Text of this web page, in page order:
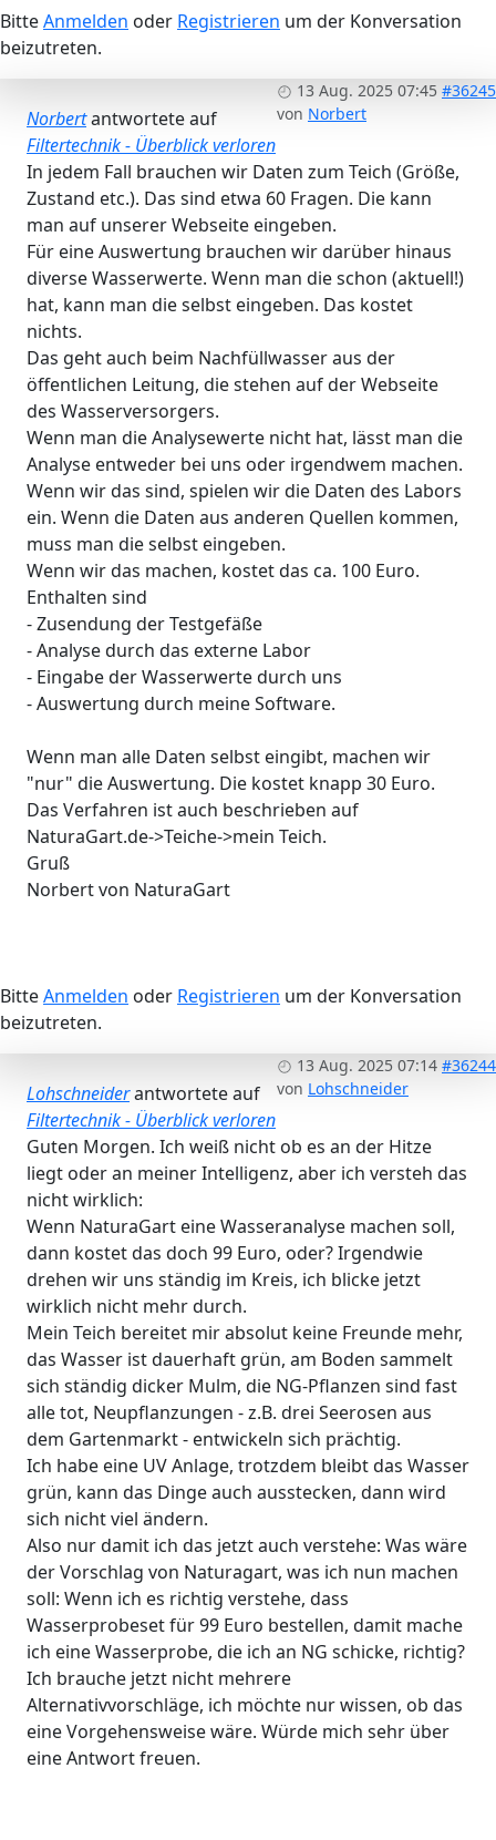
BitteAnmelden oder Registrieren um der Konversation
beizutreten.
13 Aug. 2025 07:45 #36245
von Norbert
Norbertantwortete auf
Filtertechnik - Überblick verloren
In jedem Fall brauchen wir Daten zum Teich (Größe,
Zustand etc.). Das sind etwa 60 Fragen. Die kann
man auf unserer Webseite eingeben.
Für eine Auswertung brauchen wir darüber hinaus
diverse Wasserwerte. Wenn man die schon (aktuell!)
hat, kann man die selbst eingeben. Das kostet
nichts.
Das geht auch beim Nachfüllwasser aus der
öffentlichen Leitung, die stehen auf der Webseite
des Wasserversorgers.
Wenn man die Analysewerte nicht hat, lässt man die
Analyse entweder bei uns oder irgendwem machen.
Wenn wir das sind, spielen wir die Daten des Labors
ein. Wenn die Daten aus anderen Quellen kommen,
muss man die selbst eingeben.
Wenn wir das machen, kostet das ca. 100 Euro.
Enthalten sind
- Zusendung der Testgefäße
- Analyse durch das externe Labor
- Eingabe der Wasserwerte durch uns
- Auswertung durch meine Software.
Wenn man alle Daten selbst eingibt, machen wir
"nur" die Auswertung. Die kostet knapp 30 Euro.
Das Verfahren ist auch beschrieben auf
NaturaGart.de->Teiche->mein Teich.
Gruß
Norbert von NaturaGart
BitteAnmelden oder Registrieren um der Konversation
beizutreten.
13 Aug. 2025 07:14 #36244
von Lohschneider
Lohschneiderantwortete auf
Filtertechnik - Überblick verloren
Guten Morgen. Ich weiß nicht ob es an der Hitze
liegt oder an meiner Intelligenz, aber ich versteh das
nicht wirklich:
Wenn NaturaGart eine Wasseranalyse machen soll,
dann kostet das doch 99 Euro, oder? Irgendwie
drehen wir uns ständig im Kreis, ich blicke jetzt
wirklich nicht mehr durch.
Mein Teich bereitet mir absolut keine Freunde mehr,
das Wasser ist dauerhaft grün, am Boden sammelt
sich ständig dicker Mulm, die NG-Pflanzen sind fast
alle tot, Neupflanzungen - z.B. drei Seerosen aus
dem Gartenmarkt - entwickeln sich prächtig.
Ich habe eine UV Anlage, trotzdem bleibt das Wasser
grün, kann das Dinge auch ausstecken, dann wird
sich nicht viel ändern.
Also nur damit ich das jetzt auch verstehe: Was wäre
der Vorschlag von Naturagart, was ich nun machen
soll: Wenn ich es richtig verstehe, dass
Wasserprobeset für 99 Euro bestellen, damit mache
ich eine Wasserprobe, die ich an NG schicke, richtig?
Ich brauche jetzt nicht mehrere
Alternativvorschläge, ich möchte nur wissen, ob das
eine Vorgehensweise wäre. Würde mich sehr über
eine Antwort freuen.